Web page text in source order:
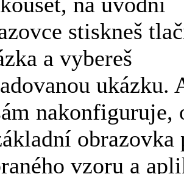
stiskneš
a vybereš
ukázku.
nakonfiguruje,
obrazovka
vzoru a